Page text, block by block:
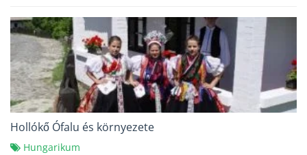
Hollókő Ófalu és környezete
Hungarikum